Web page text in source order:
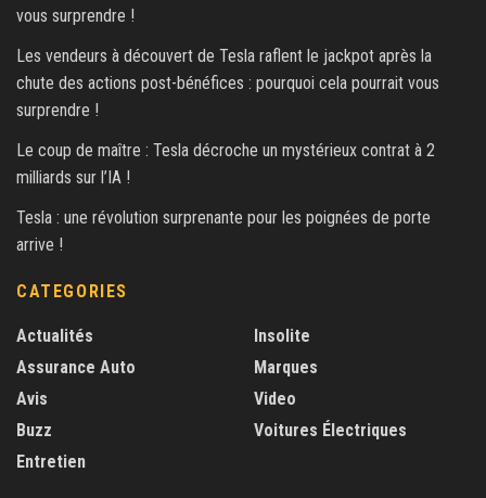
vous surprendre !
Les vendeurs à découvert de Tesla raflent le jackpot après la
chute des actions post-bénéfices : pourquoi cela pourrait vous
surprendre !
Le coup de maître : Tesla décroche un mystérieux contrat à 2
milliards sur l’IA !
Tesla : une révolution surprenante pour les poignées de porte
arrive !
CATEGORIES
Actualités
Assurance Auto
Avis
Buzz
Entretien
Insolite
Marques
Video
Voitures Électriques